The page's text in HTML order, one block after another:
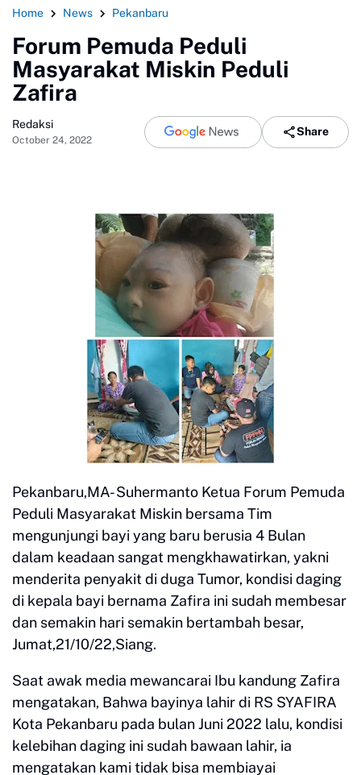
Home News Pekanbaru
Forum Pemuda Peduli
Masyarakat Miskin Peduli
Zafira
Redaksi
October 24, 2022
Share
Pekanbaru,MA- Suhermanto Ketua Forum Pemuda
Peduli Masyarakat Miskin bersama Tim
mengunjungi bayi yang baru berusia 4 Bulan
dalam keadaan sangat mengkhawatirkan, yakni
menderita penyakit di duga Tumor, kondisi daging
di kepala bayi bernama Zafira ini sudah membesar
dan semakin hari semakin bertambah besar,
Jumat,21/10/22,Siang.
Saat awak media mewancarai Ibu kandung Zafira
mengatakan, Bahwa bayinya lahir di RS SYAFIRA
Kota Pekanbaru pada bulan Juni 2022 lalu, kondisi
kelebihan daging ini sudah bawaan lahir, ia
mengatakan kami tidak bisa membiayai